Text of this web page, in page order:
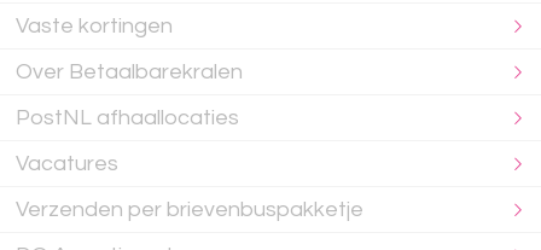
Vaste kortingen
Over Betaalbarekralen
PostNL afhaallocaties
Vacatures
Verzenden per brievenbuspakketje